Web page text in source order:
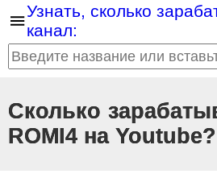
Узнать, сколько
канал:
Сколько
ROMI4 на Youtube?